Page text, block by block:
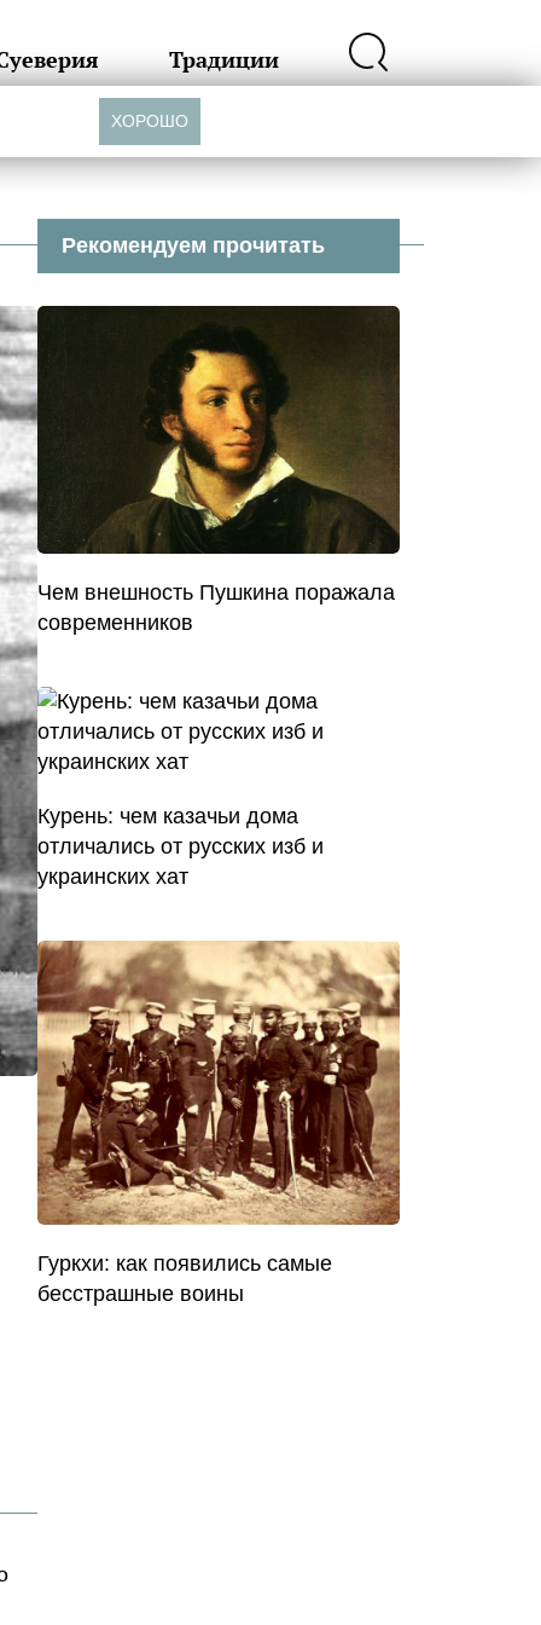
Традиции
Рекомендуем прочитать
Чем внешность Пушкина поражала
современников
Курень: чем казачьи дома
отличались от русских изб и
украинских хат
Гуркхи: как появились самые
бесстрашные воины
ХОРОШО